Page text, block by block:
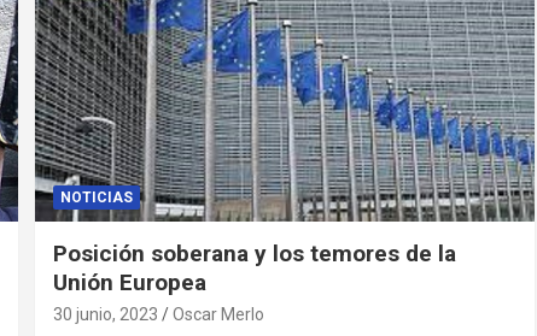
NOTICIAS
Posición soberana y los temores de la
Unión Europea
30 junio, 2023 Oscar Merlo